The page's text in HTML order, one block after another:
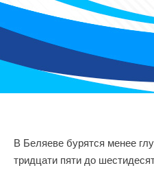
В Беляеве бурятся менее
тридцати пяти до